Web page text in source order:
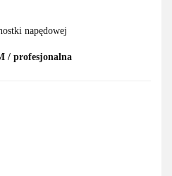
napędowej
/ profesjonalna